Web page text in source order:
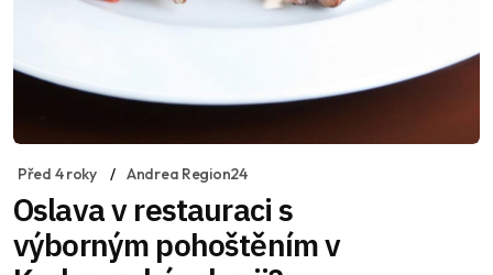
Před 4 roky Andrea Region24
Oslava v restauraci s
výborným pohoštěním v